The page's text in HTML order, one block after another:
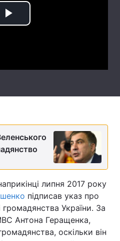
Play
липня 2017 року
підписав указ про
України. За
Антона Геращенка,
оскільки він